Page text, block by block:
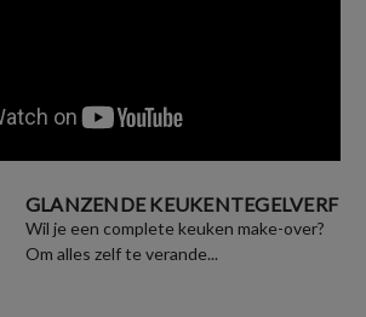
GLANZENDE KEUKENTEGELVERF
Wil je een complete keuken make-over?
Om alles zelf te verande...